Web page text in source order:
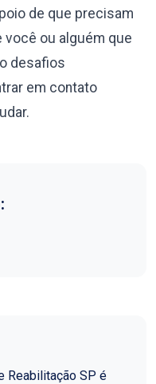
de que precisam
você ou alguém que
desafios
em contato
Reabilitação SP é